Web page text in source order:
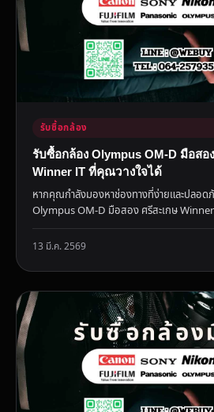
รับซื้อกล้อง
รับซื้อกล้อง Olympus OM-D มือสอ
Winner IT ที่คุณวางใจได้
หากคุณกำลังมองหาช่องทางที่ง่ายและปลอ
Olympus OM-D มือสอง ศรีสะเกษ
กล้องได้ร...
13 มี.ค. 2569